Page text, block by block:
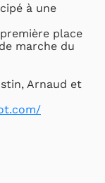
à une
place
marche du
Arnaud et